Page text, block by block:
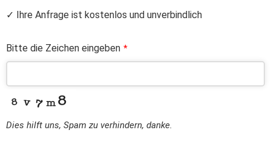
✓ Ihre Anfrage ist kostenlos und unverbindlich
Bitte die Zeichen eingeben *
Dies hilft uns, Spam zu verhindern, danke.